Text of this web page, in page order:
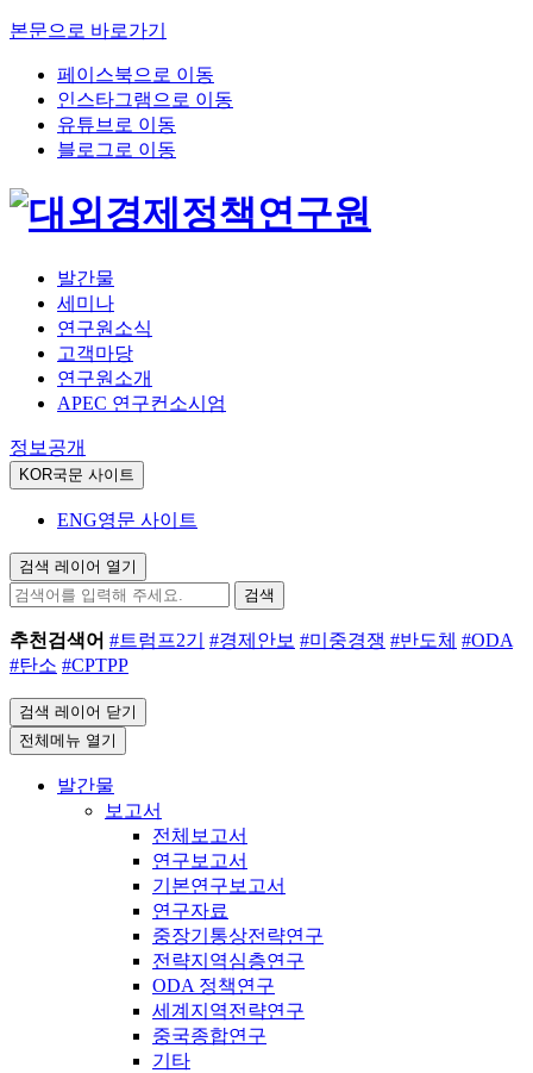
본문으로 바로가기
페이스북으로 이동
인스타그램으로 이동
유튜브로 이동
블로그로 이동
발간물
세미나
연구원소식
고객마당
연구원소개
APEC 연구컨소시엄
정보공개
KOR국문 사이트
ENG영문 사이트
검색 레이어 열기
검색
추천검색어 #트럼프2기 #경제안보 #미중경쟁 #반도체 #ODA
#탄소 #CPTPP
검색 레이어 닫기
전체메뉴 열기
발간물
보고서
전체보고서
연구보고서
기본연구보고서
연구자료
중장기통상전략연구
전략지역심층연구
ODA 정책연구
세계지역전략연구
중국종합연구
기타